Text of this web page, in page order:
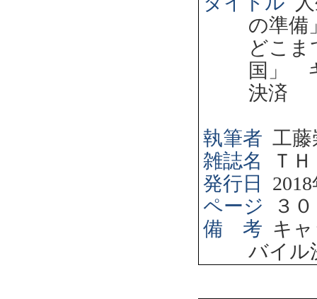
の準
どこ
国」
決済
執筆者 工藤
雑誌名
Ｔ
発行日
2018
ページ
３
備 考 キ
バイル